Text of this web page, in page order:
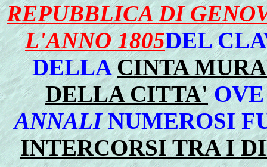
REPUBBLICA DI
L'ANNO 1805DEL
DELLACINTA
DELLA CITTA'OVE
ANNALINUMEROSI
INTERCORSI TRA I